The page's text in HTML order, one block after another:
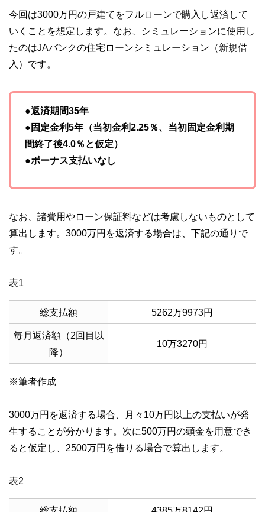
私たちは、快適でより良い生活のアイデアを提供するお金の
コンシェルジュを目指します。
今回は3000万円の戸建てをフルローンで購入し返済して
いくことを想定します。なお、シミュレーションに使用し
たのはJAバンクの住宅ローンシミュレーション（新規借
入）です。
●返済期間35年
●固定金利5年（当初金利2.25％、当初固定金利期
間終了後4.0％と仮定）
●ボーナス支払いなし
なお、諸費用やローン保証料などは考慮しないものとして
算出します。3000万円を返済する場合は、下記の通りで
す。
表1
総支払額 5262万9973円
毎月返済額（2回目以
降）
10万3270円
※筆者作成
3000万円を返済する場合、月々10万円以上の支払いが発
生することが分かります。次に500万円の頭金を用意でき
ると仮定し、2500万円を借りる場合で算出します。
表2